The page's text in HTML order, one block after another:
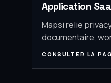
Application
Mapsi relie privacy
documentaire,
CONSULTER LA